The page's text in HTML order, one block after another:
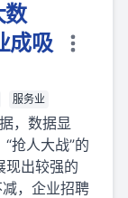
数
成吸
服务业
，数据显
抢人大战”的
现出较强的
，企业招聘